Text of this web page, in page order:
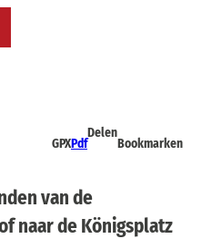
GPXPdf
Delen
Bookmarken
van de
naar de Königsplatz